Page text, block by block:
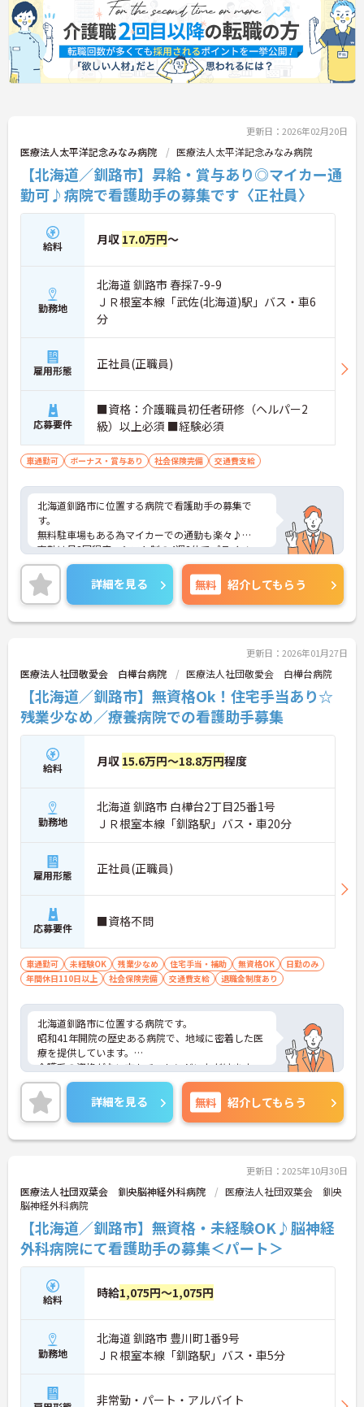
更新日：2026年02月20日
医療法人太平洋記念みなみ病院 医療法人太平洋記念みなみ病院
【北海道／釧路市】昇給・賞与あり◎マイカー通
勤可♪病院で看護助手の募集です〈正社員〉
給料 月収 17.0万円～
勤務地
北海道 釧路市 春採7-9-9
ＪＲ根室本線「武佐(北海道)駅」バス・車6
分
雇用形態 正社員(正職員)
応募要件
■資格：介護職員初任者研修（ヘルパー2
級）以上必須 ■経験必須
車通勤可 ボーナス・賞与あり 社会保険完備 交通費支給
北海道釧路市に位置する病院で看護助手の募集で
す。
無料駐車場もある為マイカーでの通勤も楽々♪
夜勤は月3回程度、シフト制の4週8休でプライベー
トとの両立も可能！無理なく働ける環境です。また
昇給や賞与制度があり、頑張りが評価されてしっか
りと還元されます。
地域に根ざした病院で、やりがいある仕事にチャレ
ンジしませんか？
ントもお伝えしますので是非ご応募お待ちしており
ます。
詳細を見る 無料 紹介してもらう
更新日：2026年01月27日
医療法人社団敬愛会 白樺台病院 医療法人社団敬愛会 白樺台病院
【北海道／釧路市】無資格Ok！住宅手当あり☆
残業少なめ／療養病院での看護助手募集
給料 月収 15.6万円～18.8万円程度
勤務地
北海道 釧路市 白樺台2丁目25番1号
ＪＲ根室本線「釧路駅」バス・車20分
雇用形態 正社員(正職員)
応募要件 ■資格不問
車通勤可 未経験OK 残業少なめ 住宅手当・補助 無資格OK
日勤のみ
年間休日110日以上
社会保険完備 交通費支給 退職金制度あり
北海道釧路市に位置する病院です。
昭和41年開院の歴史ある病院で、地域に密着した医
療を提供しています。
介護系の資格がない方もチャレンジいただけます。
賞与4.5ヶ月支給実績もあり、頑張りがしっかりと反
映されるのも魅力の一つです。
ご興味ある方には、面接対策ポイントなど、さらに
詳細をお話しいたしますのでお気軽にご相談くださ
い！
詳細を見る 無料 紹介してもらう
更新日：2025年10月30日
医療法人社団双葉会 釧央脳神経外科病院
医療法人社団双葉会 釧央
脳神経外科病院
【北海道／釧路市】無資格・未経験OK♪脳神経
外科病院にて看護助手の募集＜パート＞
給料 時給1,075円～1,075円
勤務地
北海道 釧路市 豊川町1番9号
ＪＲ根室本線「釧路駅」バス・車5分
非常勤・パート・アルバイト